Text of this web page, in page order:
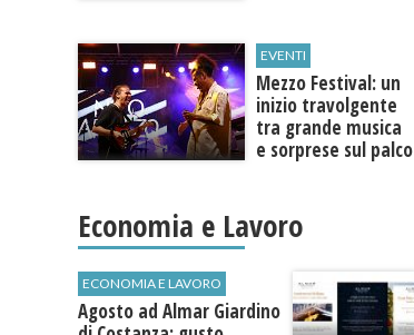
EVENTI
Mezzo Festival: un
inizio travolgente
tra grande musica
e sorprese sul palco
Economia e Lavoro
ECONOMIA E LAVORO
Agosto ad Almar Giardino